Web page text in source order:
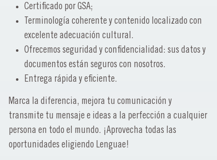
Certificado por GSA;
Terminología coherente y contenido localizado con
excelente adecuación cultural.
Ofrecemos seguridad y confidencialidad: sus datos y
documentos están seguros con nosotros.
Entrega rápida y eficiente.
Marca la diferencia, mejora tu comunicación y
transmite tu mensaje e ideas a la perfección a cualquier
persona en todo el mundo. ¡Aprovecha todas las
oportunidades eligiendo Lenguae!